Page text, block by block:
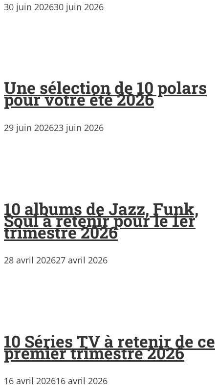
30 juin 202630 juin 2026
Une sélection de 10 polars
pour votre été 2026
29 juin 202623 juin 2026
10 albums de Jazz, Funk,
Soul à retenir pour le 1er
trimestre 2026
28 avril 202627 avril 2026
10 Séries TV à retenir de ce
premier trimestre 2026
16 avril 202616 avril 2026